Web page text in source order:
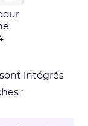
intégrés
: